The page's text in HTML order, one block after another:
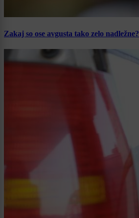
Zakaj so ose avgusta tako zelo nadležne?